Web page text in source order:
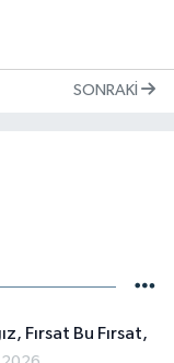
SONRAKI
Fırsat Bu Fırsat,